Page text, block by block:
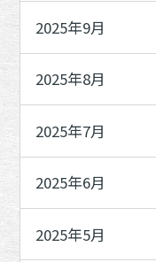
2025年9月
2025年8月
2025年7月
2025年6月
2025年5月